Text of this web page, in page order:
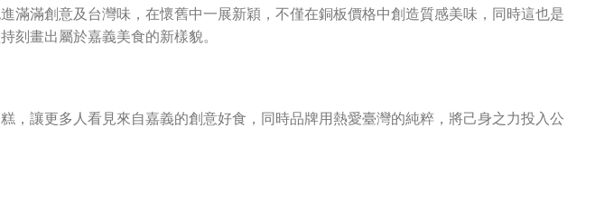
滿滿創意及台灣味，在懷舊中一展新穎，不僅在銅板價格中創造質感美味，同時這也是
刻畫出屬於嘉義美食的新樣貌。
，讓更多人看見來自嘉義的創意好食，同時品牌用熱愛臺灣的純粹，將己身之力投入公